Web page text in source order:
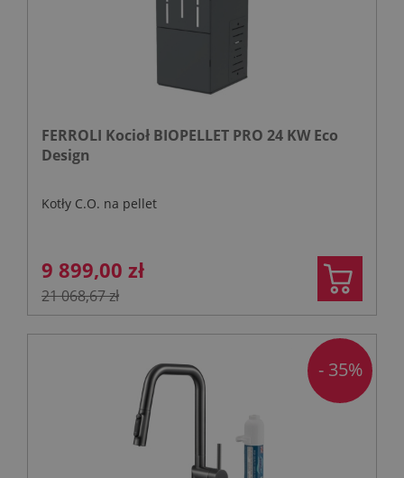
FERROLI Kocioł BIOPELLET PRO 24 KW Eco
Design
Kotły C.O. na pellet
9 899,00 zł
21 068,67 zł
- 35%